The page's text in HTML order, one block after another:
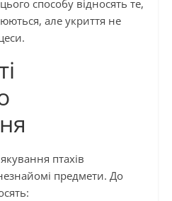
способу відносять те,
але укриття не
птахів
предмети. До